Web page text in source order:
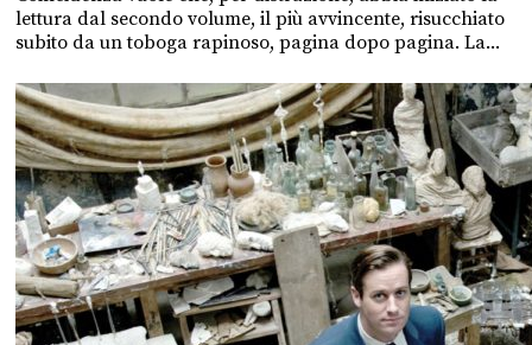
lettura dal secondo volume, il più avvincente, risucchiato
subito da un toboga rapinoso, pagina dopo pagina. La...